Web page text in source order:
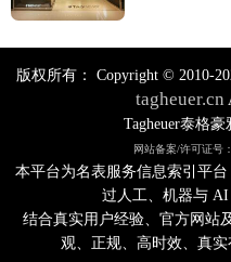
版权所有： Copyright © 2010-
tagheuer.cn
Tagheuer泰格
网站备案/许可证号
本平台为名表服务信息索引平
过人工、机器与 AI
结合真实用户经验、官方网站
观、正规、高时效、真